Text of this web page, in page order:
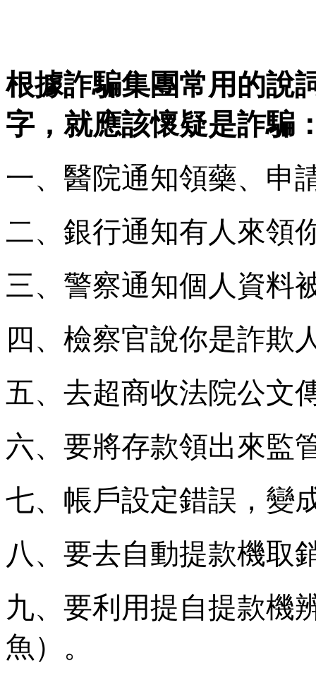
根據詐騙集團常用的說
字，就應該懷疑是詐騙
一、醫院通知領藥、申
二、銀行通知有人來領
三、警察通知個人資料
四、檢察官說你是詐欺
五、去超商收法院公文
六、要將存款領出來監
七、帳戶設定錯誤，變
八、要去自動提款機取
九、要利用提自提款機
魚）。